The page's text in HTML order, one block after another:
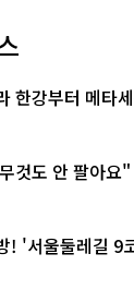
한강부터 메타
것도 안 팔아요
! '서울둘레길 9